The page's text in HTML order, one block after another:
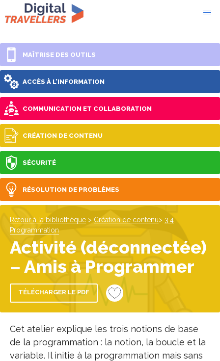
MAÎTRISE DES OUTILS
ACCÈS À L’INFORMATION
COMMUNICATION ET COLLABORATION
CRÉATION DE CONTENU
SÉCURITÉ
RÉSOLUTION DE PROBLÈMES
Retour à la bibliothèque > Création de contenu> 3.4
Programmation
Activité (déconnectée)
– Amis à Programmer
TÉLÉCHARGER LE PDF
Cet atelier explique les trois notions de base
de la programmation : la notion, la boucle et la
variable. Il initie à la programmation mais sans